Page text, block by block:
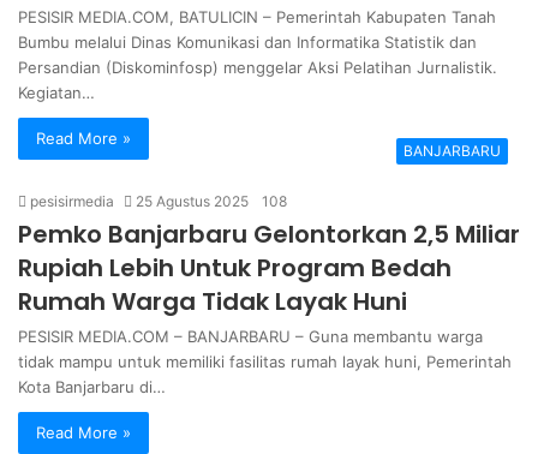
PESISIR MEDIA.COM, BATULICIN – Pemerintah Kabupaten Tanah
Bumbu melalui Dinas Komunikasi dan Informatika Statistik dan
Persandian (Diskominfosp) menggelar Aksi Pelatihan Jurnalistik.
Kegiatan…
Read More »
BANJARBARU
pesisirmedia 25 Agustus 2025 108
Pemko Banjarbaru Gelontorkan 2,5 Miliar
Rupiah Lebih Untuk Program Bedah
Rumah Warga Tidak Layak Huni
PESISIR MEDIA.COM – BANJARBARU – Guna membantu warga
tidak mampu untuk memiliki fasilitas rumah layak huni, Pemerintah
Kota Banjarbaru di…
Read More »